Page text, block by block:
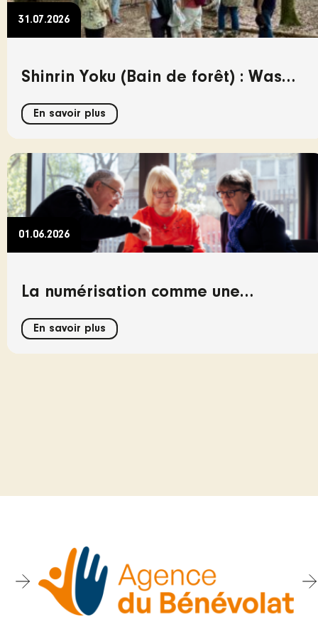
31.07.2026
Shinrin Yoku (Bain de forêt) : Was
der Wald uns über Konnektivität
lehrt
En savoir plus
01.06.2026
La numérisation comme une
opportunité, pas comme un test
En savoir plus